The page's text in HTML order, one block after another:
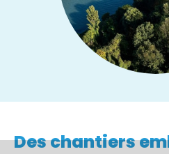
Des chantiers